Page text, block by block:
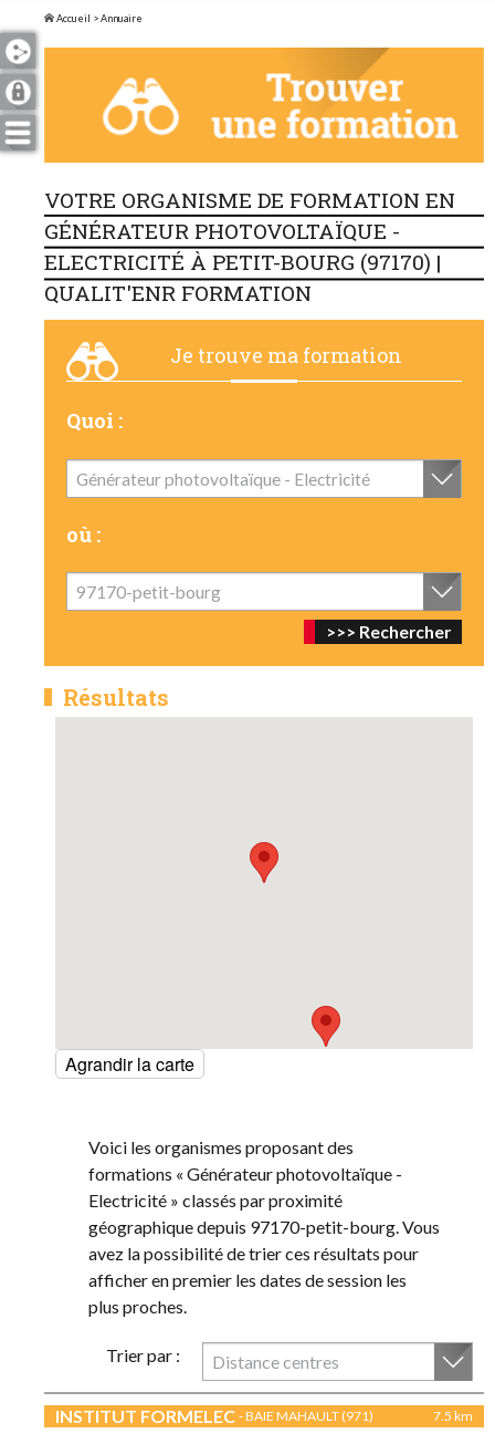
Accueil > Annuaire
VOTRE ORGANISME DE FORMATION EN
GÉNÉRATEUR PHOTOVOLTAÏQUE -
ELECTRICITÉ À PETIT-BOURG (97170) |
QUALIT'ENR FORMATION
Je trouve ma formation
Quoi :
Générateur photovoltaïque - Electricité
où :
97170-petit-bourg
Résultats
Agrandir la carte
Voici les organismes proposant des
formations « Générateur photovoltaïque -
Electricité » classés par proximité
géographique depuis 97170-petit-bourg. Vous
avez la possibilité de trier ces résultats pour
afficher en premier les dates de session les
plus proches.
Trier par : Distance centres
INSTITUT FORMELEC - BAIE MAHAULT (971) 7.5 km